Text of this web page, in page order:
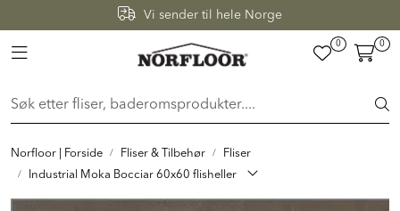
Skip to main content Vi sender til hele Norge
Toggle navigation
0 0
Norfloor | Forside Fliser & Tilbehør
Fliser
Industrial Moka Bocciar 60x60 flisheller
BADEROM
INTERIØR